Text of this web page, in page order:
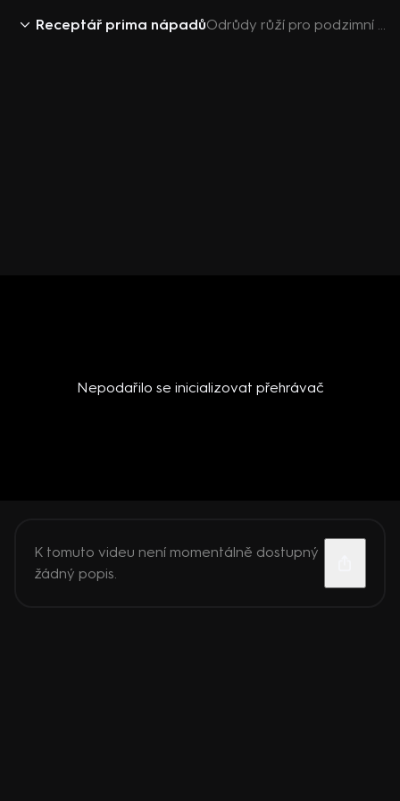
Receptář prima nápadů Odrůdy růží pro podzimní výsadbu
Nepodařilo se inicializovat přehrávač
K tomuto videu není momentálně dostupný
žádný popis.